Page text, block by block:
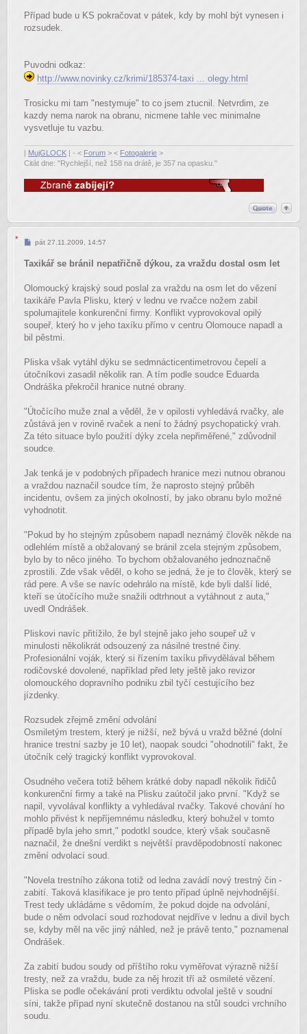
Případ bude u KS pokračovat v pátek, kdy by mohl být vynesen i
rozsudek.
Puvodni odkaz:
http://www.novinky.cz/krimi/185374-taxi ... olegy.html
Trosicku mi tam "nestymuje" to co jsem ztucnil. Netvrdim, ze
kazdy nema narok na obranu, nicmene tahle vec minimalne
vysvetluje tu vazbu.
| MujGLOCK | - < Forum > < Fotogalerie >
Citát dne: "Rychlejší, než 158 na drátě, je 357 na opasku."
Příspěvek
pát 27.11.2009, 14:57
Taxikář se bránil nepatřičně dýkou, za vraždu dostal osm let
Olomoucký krajský soud poslal za vraždu na osm let do vězení
taxikáře Pavla Plisku, který v lednu ve rvačce nožem zabil
spolumajitele konkurenční firmy. Konflikt vyprovokoval opilý
soupeř, který ho v jeho taxíku přímo v centru Olomouce napadl a
bil pěstmi.
Pliska však vytáhl dýku se sedmnácticentimetrovou čepelí a
útočníkovi zasadil několik ran. A tím podle soudce Eduarda
Ondráška překročil hranice nutné obrany.
"Útočícího muže znal a věděl, že v opilosti vyhledává rvačky, ale
zůstává jen v rovině rvaček a není to žádný psychopatický vrah.
Za této situace bylo použití dýky zcela nepřiměřené," zdůvodnil
soudce.
Jak tenká je v podobných případech hranice mezi nutnou obranou
a vraždou naznačil soudce tím, že naprosto stejný průběh
incidentu, ovšem za jiných okolností, by jako obranu bylo možné
vyhodnotit.
"Pokud by ho stejným způsobem napadl neznámý člověk někde na
odlehlém místě a obžalovaný se bránil zcela stejným způsobem,
bylo by to něco jiného. To bychom obžalovaného jednoznačně
zprostili. Zde však věděl, o koho se jedná, že je to člověk, který se
rád pere. A vše se navíc odehrálo na místě, kde byli další lidé,
kteří se útočícího muže snažili odtrhnout a vytáhnout z auta,"
uvedl Ondrášek.
Pliskovi navíc přitížilo, že byl stejně jako jeho soupeř už v
minulosti několikrát odsouzený za násilné trestné činy.
Profesionální voják, který si řízením taxíku přivydělával během
rodičovské dovolené, například před lety ještě jako revizor
olomouckého dopravního podniku zbil tyčí cestujícího bez
jízdenky.
Rozsudek zřejmě změní odvolání
Osmiletým trestem, který je nižší, než bývá u vražd běžné (dolní
hranice trestní sazby je 10 let), naopak soudci "ohodnotili" fakt, že
útočník celý tragický konflikt vyprovokoval.
Osudného večera totiž během krátké doby napadl několik řidičů
konkurenční firmy a také na Plisku zaútočil jako první. "Když se
napil, vyvolával konflikty a vyhledával rvačky. Takové chování ho
mohlo přivést k nepříjemnému následku, který bohužel v tomto
případě byla jeho smrt," podotkl soudce, který však současně
naznačil, že dnešní verdikt s největší pravděpodobností nakonec
změní odvolací soud.
"Novela trestního zákona totiž od ledna zavádí nový trestný čin -
zabití. Taková klasifikace je pro tento případ úplně nejvhodnější.
Trest tedy ukládáme s vědomím, že pokud dojde na odvolání,
bude o něm odvolací soud rozhodovat nejdříve v lednu a divil bych
se, kdyby měl na věc jiný náhled, než je právě tento," poznamenal
Ondrášek.
Za zabití budou soudy od příštího roku vyměřovat výrazně nižší
tresty, než za vraždu, bude za něj hrozit tří až osmileté vězení.
Pliska se podle očekávání proti verdiktu odvolal ještě v soudní
síni, takže případ nyní skutečně dostanou na stůl soudci vrchního
soudu.